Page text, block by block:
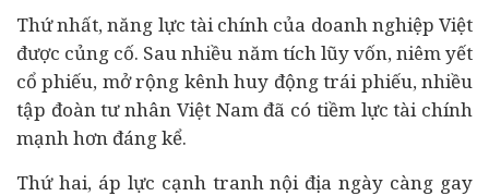
Thứ nhất, năng lực tài chính của doanh nghiệp Việt
được củng cố. Sau nhiều năm tích lũy vốn, niêm yết
cổ phiếu, mở rộng kênh huy động trái phiếu, nhiều
tập đoàn tư nhân Việt Nam đã có tiềm lực tài chính
mạnh hơn đáng kể.
Thứ hai, áp lực cạnh tranh nội địa ngày càng gay